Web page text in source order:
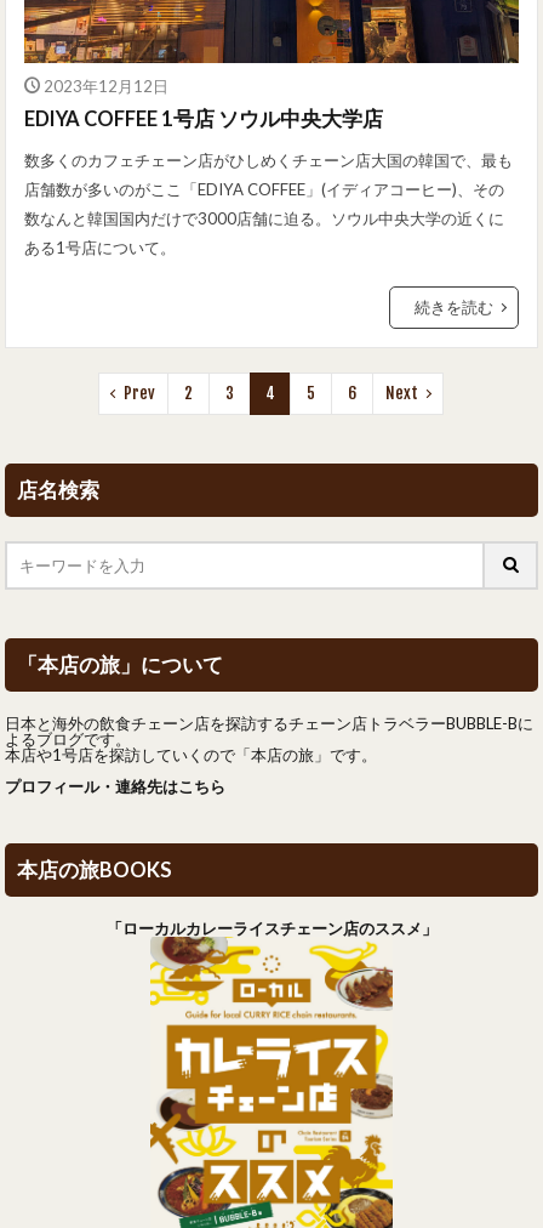
2023年12月12日
EDIYA COFFEE 1号店 ソウル中央大学店
数多くのカフェチェーン店がひしめくチェーン店大国の韓国で、最も
店舗数が多いのがここ「EDIYA COFFEE」(イディアコーヒー)、その
数なんと韓国国内だけで3000店舗に迫る。ソウル中央大学の近くに
ある1号店について。
続きを読む
Prev 2 3 4 5 6 Next
店名検索
「本店の旅」について
日本と海外の飲食チェーン店を探訪するチェーン店トラベラーBUBBLE-Bに
よるブログです。
本店や1号店を探訪していくので「本店の旅」です。
プロフィール・連絡先はこちら
本店の旅BOOKS
「ローカルカレーライスチェーン店のススメ」